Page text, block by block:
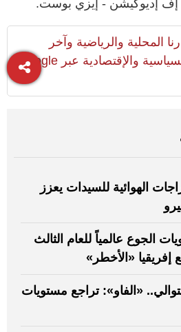
إف إديوكيشن - إيزي بوست.
المحلية والرياضية وآخر
المستجدات السياسية والإقتصادية عبر Google
الهوائية للسيدات يعزز
الجوع عالمياً للعام الثالث
«الأخطر»
«الفاو»: تراجع مستويات